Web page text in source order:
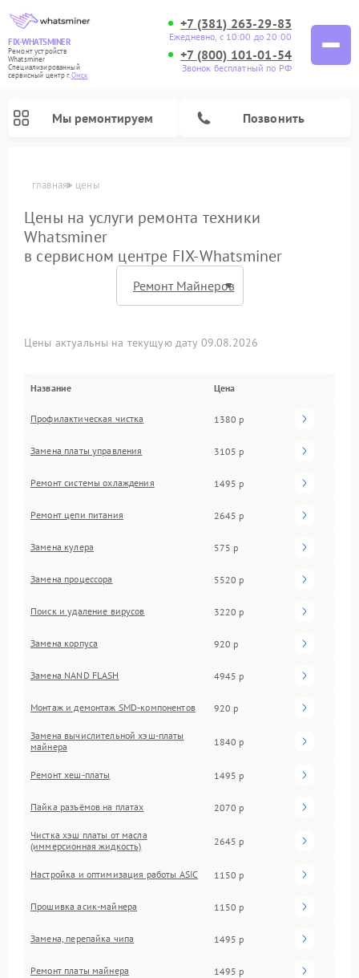
FIX-WHATSMINER
Ремонт устройств
Whatsminer
Специализированный
cервисный центр г.Омск
+7 (381) 263-29-83
Ежедневно, с 10:00 до 20:00
+7 (800) 101-01-54
Звонок бесплатный по РФ
Мы ремонтируем Позвонить
главная цены
Цены на услуги ремонта техники
Whatsminer
в сервисном центре FIX-Whatsminer
Цены актуальны на текущую дату 09.08.2026
Название Цена
Профилактическая чистка 1380 р
Замена платы управления 3105 р
Ремонт системы охлаждения 1495 р
Ремонт цепи питания 2645 р
Замена кулера 575 р
Замена процессора 5520 р
Поиск и удаление вирусов 3220 р
Замена корпуса 920 р
Замена NAND FLASH 4945 р
Монтаж и демонтаж SMD-компонентов 920 р
Замена вычислительной хэш-платы
майнера
1840 р
Ремонт хеш-платы 1495 р
Пайка разъёмов на платах 2070 р
Чистка хэш платы от масла
(иммерсионная жидкость)
2645 р
Настройка и оптимизация работы ASIC 1150 р
Прошивка асик-майнера 1150 р
Замена, перепайка чипа 1495 р
Ремонт платы майнера 1495 р